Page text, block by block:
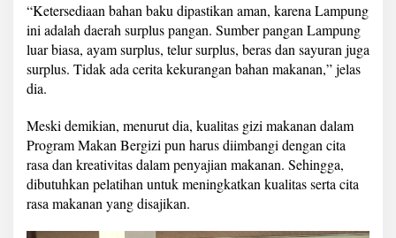
“Ketersediaan bahan baku dipastikan aman, karena Lampung
ini adalah daerah surplus pangan. Sumber pangan Lampung
luar biasa, ayam surplus, telur surplus, beras dan sayuran juga
surplus. Tidak ada cerita kekurangan bahan makanan,” jelas
dia.
Meski demikian, menurut dia, kualitas gizi makanan dalam
Program Makan Bergizi pun harus diimbangi dengan cita
rasa dan kreativitas dalam penyajian makanan. Sehingga,
dibutuhkan pelatihan untuk meningkatkan kualitas serta cita
rasa makanan yang disajikan.